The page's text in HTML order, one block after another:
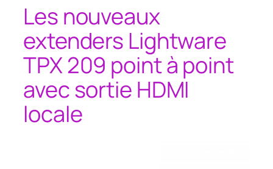
Les nouveaux
extenders Lightware
TPX 209 point à point
avec sortie HDMI
locale